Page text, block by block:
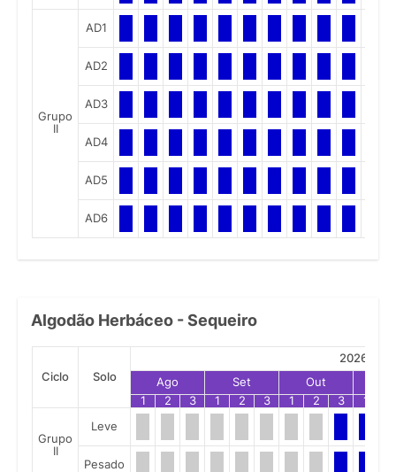
Grupo
II
AD1
AD2
AD3
AD4
AD5
AD6
Algodão Herbáceo - Sequeiro
Ciclo Solo
2026
Ago
Set Out
1
2 3 1 2 3 1 2 3 1
Grupo
II
Leve
Pesado